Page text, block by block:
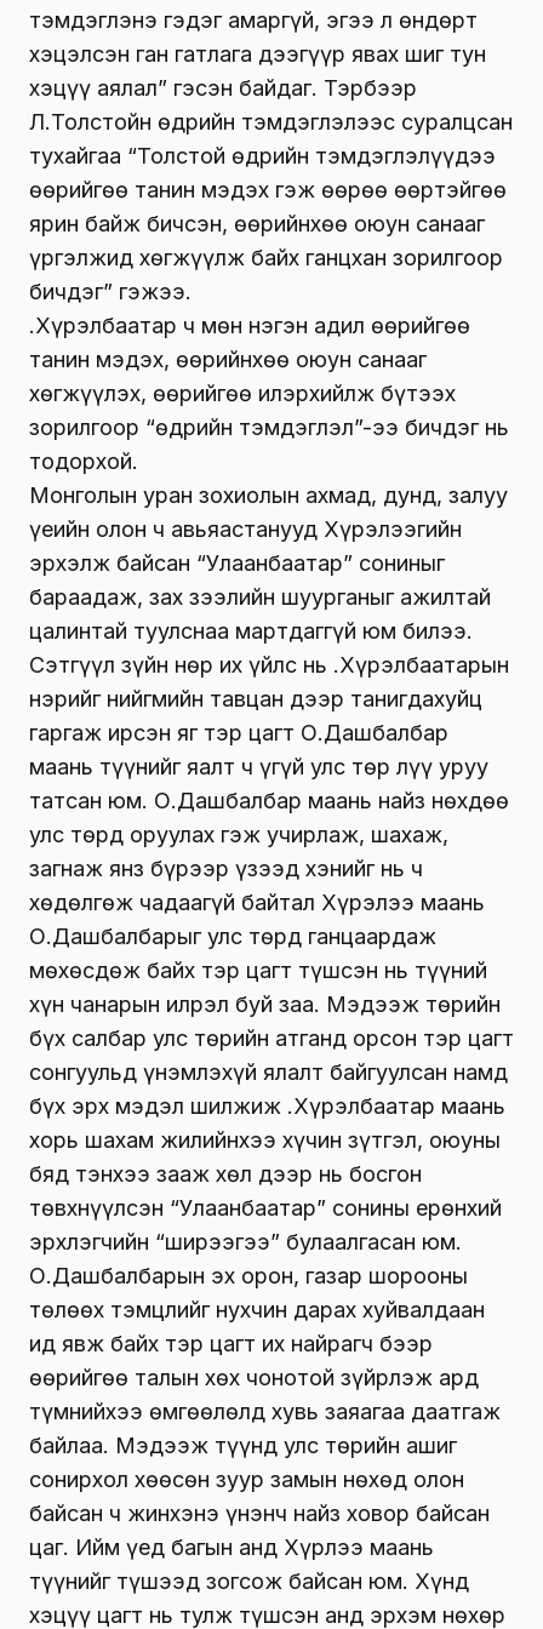
тэмдэглэнэ гэдэг амаргүй, эгээ л өндөрт
хэцэлсэн ган гатлага дээгүүр явах шиг тун
хэцүү аялал” гэсэн байдаг. Тэрбээр
Л.Толстойн өдрийн тэмдэглэлээс суралцсан
тухайгаа “Толстой өдрийн тэмдэглэлүүдээ
өөрийгөө танин мэдэх гэж өөрөө өөртэйгөө
ярин байж бичсэн, өөрийнхөө оюун санааг
үргэлжид хөгжүүлж байх ганцхан зорилгоор
бичдэг” гэжээ.
Ү.Хүрэлбаатар ч мөн нэгэн адил өөрийгөө
танин мэдэх, өөрийнхөө оюун санааг
хөгжүүлэх, өөрийгөө илэрхийлж бүтээх
зорилгоор “өдрийн тэмдэглэл”-ээ бичдэг нь
тодорхой.
Монголын уран зохиолын ахмад, дунд, залуу
үеийн олон ч авьяастанууд Хүрэлээгийн
эрхэлж байсан “Улаанбаатар” сониныг
бараадаж, зах зээлийн шуурганыг ажилтай
цалинтай туулснаа мартдаггүй юм билээ.
Сэтгүүл зүйн нөр их үйлс нь Ү.Хүрэлбаатарын
нэрийг нийгмийн тавцан дээр танигдахуйц
гаргаж ирсэн яг тэр цагт О.Дашбалбар
маань түүнийг яалт ч үгүй улс төр лүү уруу
татсан юм. О.Дашбалбар маань найз нөхдөө
улс төрд оруулах гэж учирлаж, шахаж,
загнаж янз бүрээр үзээд хэнийг нь ч
хөдөлгөж чадаагүй байтал Хүрэлээ маань
О.Дашбалбарыг улс төрд ганцаардаж
мөхөсдөж байх тэр цагт түшсэн нь түүний
хүн чанарын илрэл буй заа. Мэдээж төрийн
бүх салбар улс төрийн атганд орсон тэр цагт
сонгуульд үнэмлэхүй ялалт байгуулсан намд
бүх эрх мэдэл шилжиж Ү.Хүрэлбаатар маань
хорь шахам жилийнхээ хүчин зүтгэл, оюуны
бяд тэнхээ зааж хөл дээр нь босгон
төвхнүүлсэн “Улаанбаатар” сонины ерөнхий
эрхлэгчийн “ширээгээ” булаалгасан юм.
О.Дашбалбарын эх орон, газар шорооны
төлөөх тэмцлийг нухчин дарах хуйвалдаан
ид явж байх тэр цагт их найрагч бээр
өөрийгөө талын хөх чонотой зүйрлэж ард
түмнийхээ өмгөөлөлд хувь заяагаа даатгаж
байлаа. Мэдээж түүнд улс төрийн ашиг
сонирхол хөөсөн зуур замын нөхөд олон
байсан ч жинхэнэ үнэнч найз ховор байсан
цаг. Ийм үед багын анд Хүрлээ маань
түүнийг түшээд зогсож байсан юм. Хүнд
хэцүү цагт нь тулж түшсэн анд эрхэм нөхөр